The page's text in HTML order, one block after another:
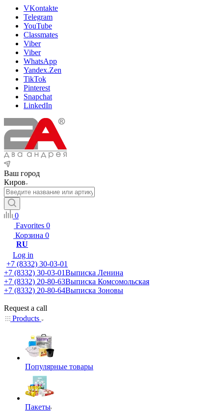
VKontakte
Telegram
YouTube
Classmates
Viber
Viber
WhatsApp
Yandex.Zen
TikTok
Pinterest
Snapchat
LinkedIn
Ваш город
Киров
0
Favorites 0
Корзина 0
RU
Log in
+7 (8332) 30-03-01
+7 (8332) 30-03-01Выписка Ленина
+7 (8332) 20-80-63Выписка Комсомольская
+7 (8332) 20-80-64Выписка Зоновы
Request a call
Products
Популярные товары
Пакеты